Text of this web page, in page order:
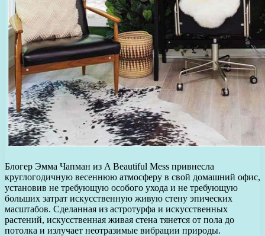
Блогер Эмма Чапман из A Beautiful Mess привнесла
круглогодичную весеннюю атмосферу в свой домашний офис,
установив не требующую особого ухода и не требующую
больших затрат искусственную живую стену эпических
масштабов. Сделанная из астротурфа и искусственных
растений, искусственная живая стена тянется от пола до
потолка и излучает неотразимые вибрации природы.